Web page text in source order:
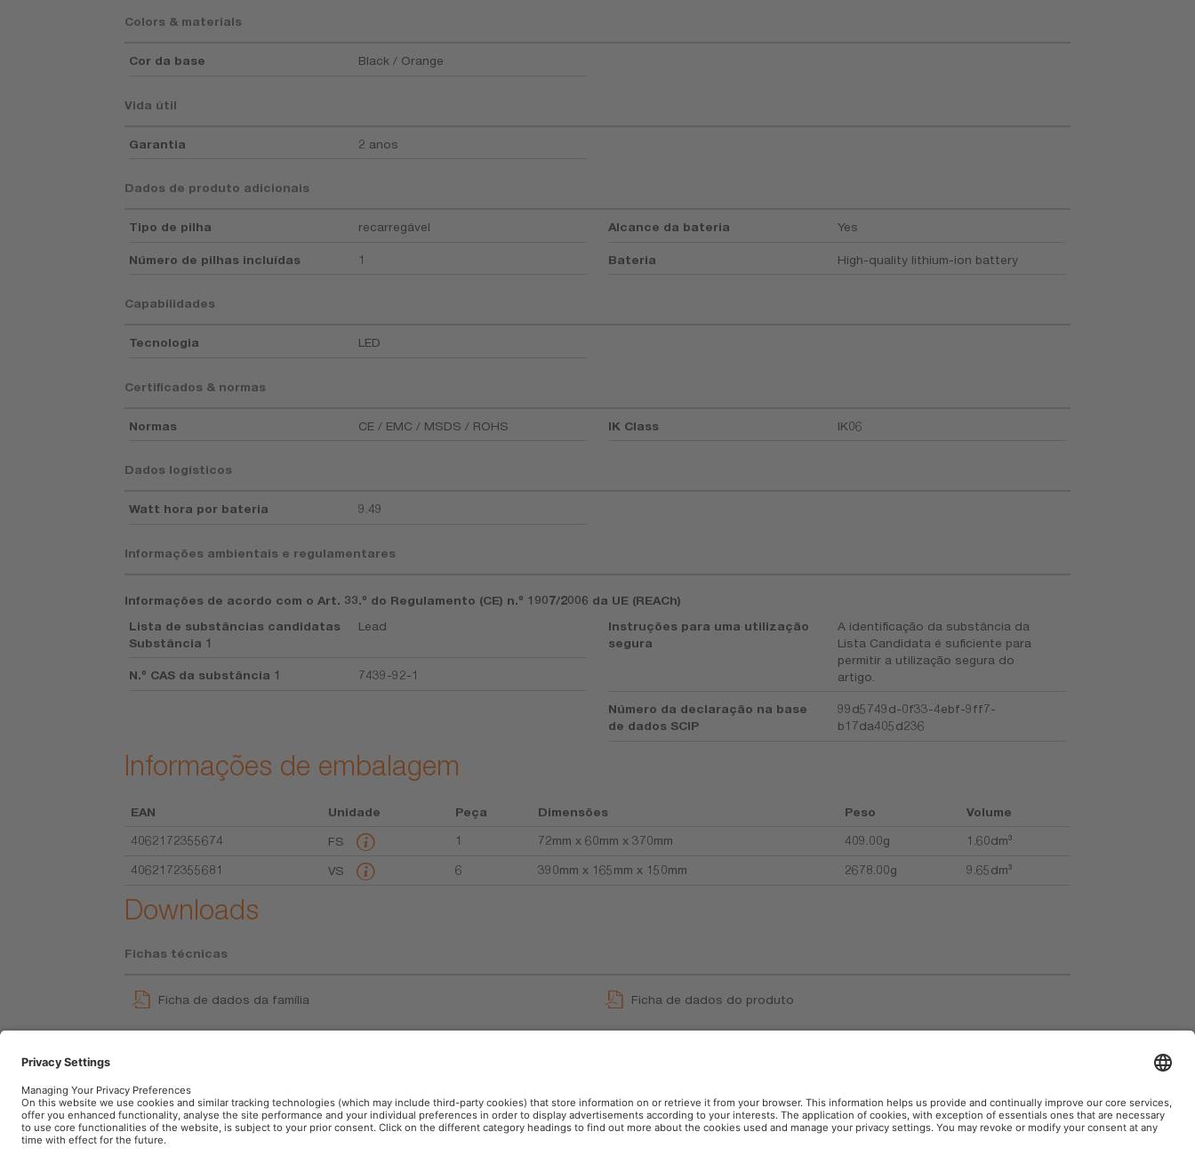
Colors & materials
Cor da base Black / Orange
Vida útil
Garantia 2 anos
Dados de produto adicionais
Tipo de pilha recarregável
Número de pilhas incluídas 1
Alcance da bateria Yes
Bateria High-quality lithium-ion battery
Capabilidades
Tecnologia LED
Certificados & normas
Normas CE / EMC / MSDS / ROHS IK Class IK06
Dados logísticos
Watt hora por bateria 9.49
Informações ambientais e regulamentares
Informações de acordo com o Art. 33.º do Regulamento (CE) n.º 1907/2006 da UE (REACh)
Lista de substâncias candidatas
Substância 1
Lead
N.º CAS da substância 1 7439-92-1
Instruções para uma utilização
segura
A identificação da substância da
Lista Candidata é suficiente para
permitir a utilização segura do
artigo.
Número da declaração na base
de dados SCIP
99d5749d-0f33-4ebf-9ff7-
b17da405d236
Informações de embalagem
EAN Unidade Peça Dimensões Peso
Volume
4062172355674
FS 1 72mm x 60mm x 370mm 409.00g 1.60dm³
4062172355681 VS 6 390mm x 165mm x 150mm 2678.00g 9.65dm³
Downloads
Fichas técnicas
Ficha de dados da família Ficha de dados do produto